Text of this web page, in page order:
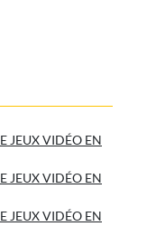
JEUX VIDÉO EN
JEUX VIDÉO EN
JEUX VIDÉO EN